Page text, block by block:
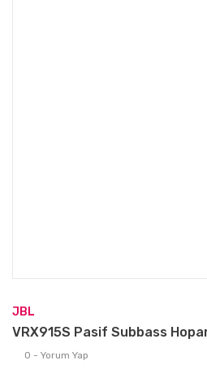
JBL
VRX915S Pasif Subbass
0 - Yorum Yap